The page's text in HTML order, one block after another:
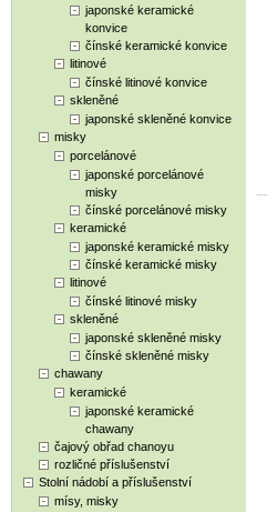
japonské keramické
konvice
čínské keramické konvice
litinové
čínské litinové konvice
skleněné
japonské skleněné konvice
misky
porcelánové
japonské porcelánové
misky
čínské porcelánové misky
keramické
japonské keramické misky
čínské keramické misky
litinové
čínské litinové misky
skleněné
japonské skleněné misky
čínské skleněné misky
chawany
keramické
japonské keramické
chawany
čajový obřad chanoyu
rozličné příslušenství
Stolní nádobí a příslušenství
mísy, misky